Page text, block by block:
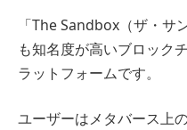
「The Sandbox（ザ・サ
も知名度が高いブロック
ラットフォームです。
ユーザーはメタバース上